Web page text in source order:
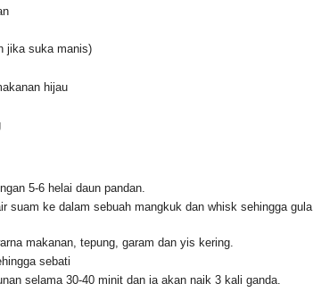
jika suka manis)
hijau
5-6 helai daun pandan.
suam ke dalam sebuah mangkuk dan whisk sehingga gula
makanan, tepung, garam dan yis kering.
sebati
selama 30-40 minit dan ia akan naik 3 kali ganda.